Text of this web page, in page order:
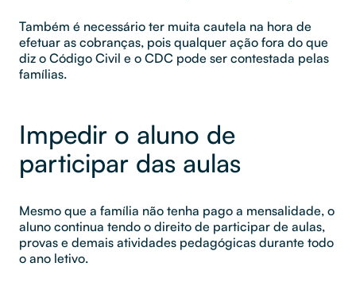
Também é necessário ter muita cautela na hora de
efetuar as cobranças, pois qualquer ação fora do que
diz o Código Civil e o CDC pode ser contestada pelas
famílias.
Impedir o aluno de
participar das aulas
Mesmo que a família não tenha pago a mensalidade, o
aluno continua tendo o direito de participar de aulas,
provas e demais atividades pedagógicas durante todo
o ano letivo.